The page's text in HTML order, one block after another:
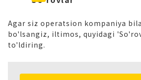
Agar siz operatsion kompaniya
bo'lsangiz, iltimos, quyidagi
to'ldiring.